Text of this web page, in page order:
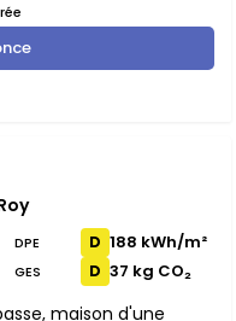
DPE D 188 kWh/m²
GES D 37 kg CO₂
maison d'une